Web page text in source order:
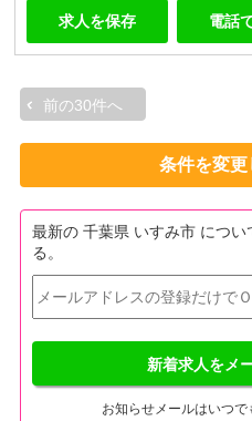
求人を保存 電話
前の30件へ
条件を変
最新の 千葉県 いすみ市 につ
る。
新着求人をメ
お知らせメールはいつで